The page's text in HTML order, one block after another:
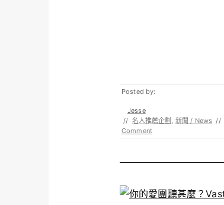
Posted by:
Jesse
// 名人推薦企劃 , 新聞 / News //
Comment